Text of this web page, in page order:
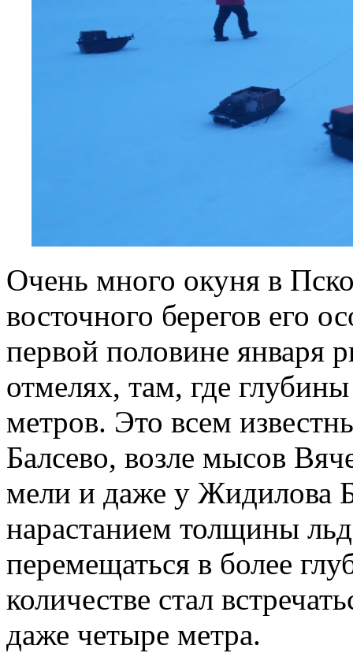
Очень много окуня в
восточного берегов его
первой половине января
отмелях, там, где
метров. Это всем
Балсево, возле мысов
мели и даже у Жидилова
нарастанием толщины
перемещаться в более
количестве стал
даже четыре метра.